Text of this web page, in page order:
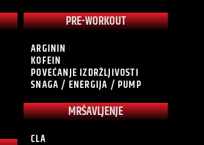
PRE-WORKOUT
ARGININ
KOFEIN
POVEĆANJE IZDRŽLJIVOSTI
SNAGA / ENERGIJA / PUMP
MRŠAVLJENJE
CLA